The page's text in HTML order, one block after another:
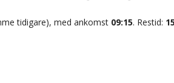
tidigare), med ankomst 09:15. Restid: